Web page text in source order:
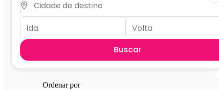
Buscar
Ordenar por